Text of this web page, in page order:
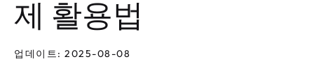
제 활용법
업데이트: 2025-08-08